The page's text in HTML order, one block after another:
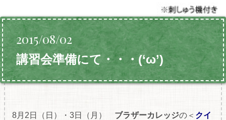
2015/08/02
講習会準備にて・・・(‘ω’)
8月2日（日）・3日（月） ブラザーカレッジの＜ クイ